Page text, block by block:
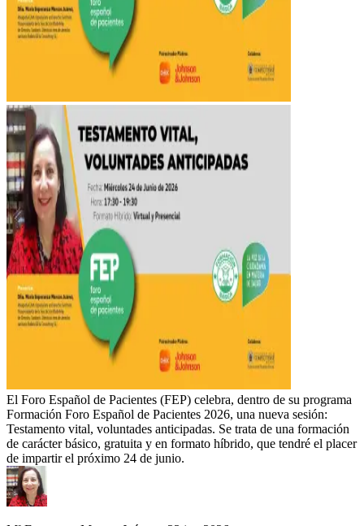
El Foro Español de Pacientes (FEP) celebra, dentro de su programa
Formación Foro Español de Pacientes 2026, una nueva sesión:
Testamento vital, voluntades anticipadas. Se trata de una formación
de carácter básico, gratuita y en formato híbrido, que tendré el placer
de impartir el próximo 24 de junio.